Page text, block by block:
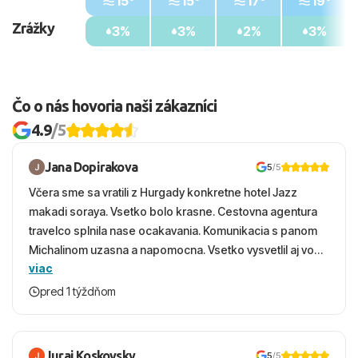
Zrážky
3%
3%
2%
3%
Čo o nás hovoria naši zákazníci
4.9/5
Jana Dopirakova 5/5
Včera sme sa vratili z Hurgady konkretne hotel Jazz
makadi soraya. Vsetko bolo krasne. Cestovna agentura
travelco splnila nase ocakavania. Komunikacia s panom
Michalinom uzasna a napomocna. Vsetko vysvetlil aj vo
vecernych hodinach zaco sa ospravedlnujem. Hotel
krasny, cisty. Sluzby top. Strava, prostredie, more,
viac
pred 1 týždňom